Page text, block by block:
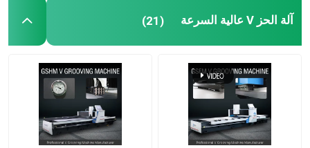
آلة الحز الصفائح المعدنية
آلة V Groover
آلة الحز V عالية السرعة (21)